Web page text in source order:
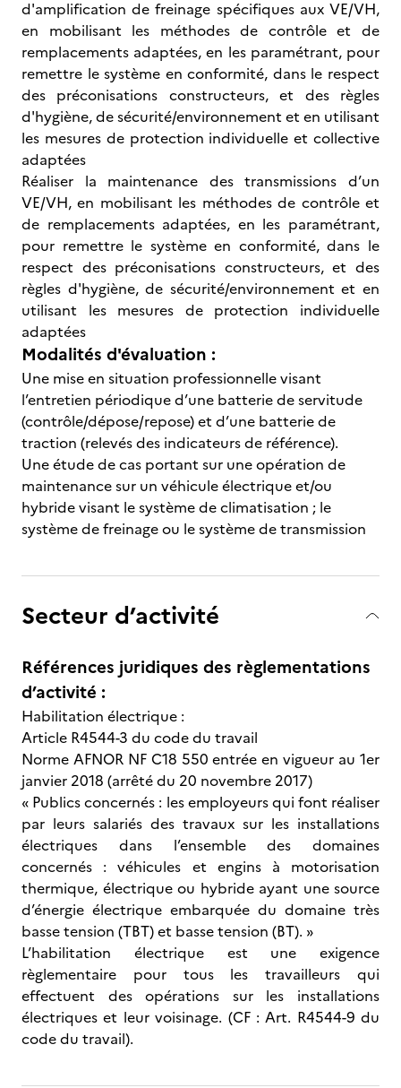
d'amplification de freinage spécifiques aux VE/VH,
en mobilisant les méthodes de contrôle et de
remplacements adaptées, en les paramétrant, pour
remettre le système en conformité, dans le respect
des préconisations constructeurs, et des règles
d'hygiène, de sécurité/environnement et en utilisant
les mesures de protection individuelle et collective
adaptées
Réaliser la maintenance des transmissions d’un
VE/VH, en mobilisant les méthodes de contrôle et
de remplacements adaptées, en les paramétrant,
pour remettre le système en conformité, dans le
respect des préconisations constructeurs, et des
règles d'hygiène, de sécurité/environnement et en
utilisant les mesures de protection individuelle
adaptées
Modalités d'évaluation :
Une mise en situation professionnelle visant
l’entretien périodique d’une batterie de servitude
(contrôle/dépose/repose) et d’une batterie de
traction (relevés des indicateurs de référence).
Une étude de cas portant sur une opération de
maintenance sur un véhicule électrique et/ou
hybride visant le système de climatisation ; le
système de freinage ou le système de transmission
Secteur d’activité
Références juridiques des règlementations
d’activité :
Habilitation électrique :
Article R4544-3 du code du travail
Norme AFNOR NF C18 550 entrée en vigueur au 1er
janvier 2018 (arrêté du 20 novembre 2017)
« Publics concernés : les employeurs qui font réaliser
par leurs salariés des travaux sur les installations
électriques dans l’ensemble des domaines
concernés : véhicules et engins à motorisation
thermique, électrique ou hybride ayant une source
d’énergie électrique embarquée du domaine très
basse tension (TBT) et basse tension (BT). »
L’habilitation électrique est une exigence
règlementaire pour tous les travailleurs qui
effectuent des opérations sur les installations
électriques et leur voisinage. (CF : Art. R4544-9 du
code du travail).